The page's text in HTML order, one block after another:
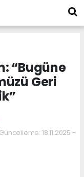
“Bugüne
Geri
18.11.2025 -